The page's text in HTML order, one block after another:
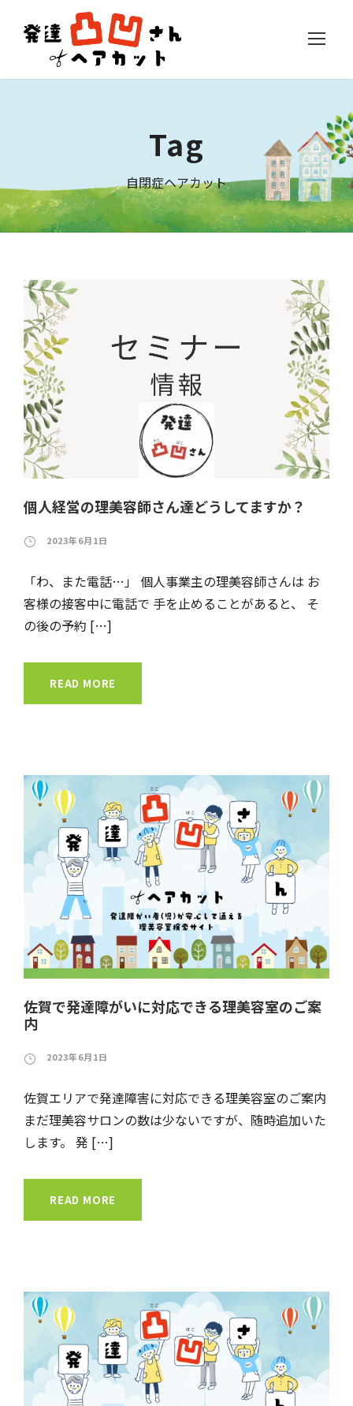
Tag
自閉症ヘアカット
個人経営の理美容師さん達どうしてますか？
2023年6月1日
「わ、また電話…」 個人事業主の理美容師さんは お
客様の接客中に電話で 手を止めることがあると、 そ
の後の予約 […]
READ MORE
佐賀で発達障がいに対応できる理美容室のご案
内
2023年6月1日
佐賀エリアで発達障害に対応できる理美容室のご案内
まだ理美容サロンの数は少ないですが、随時追加いた
します。 発 […]
READ MORE